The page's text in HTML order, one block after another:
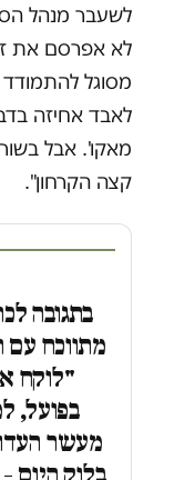
לשעבר מנהל
לא אפרסם את
מסוגל
לאבד אחיזה
מאקו'. אבל
קצה הקרחון".
בתגובה
מתווכח עם
"לוקח
בפועל,
מעשר